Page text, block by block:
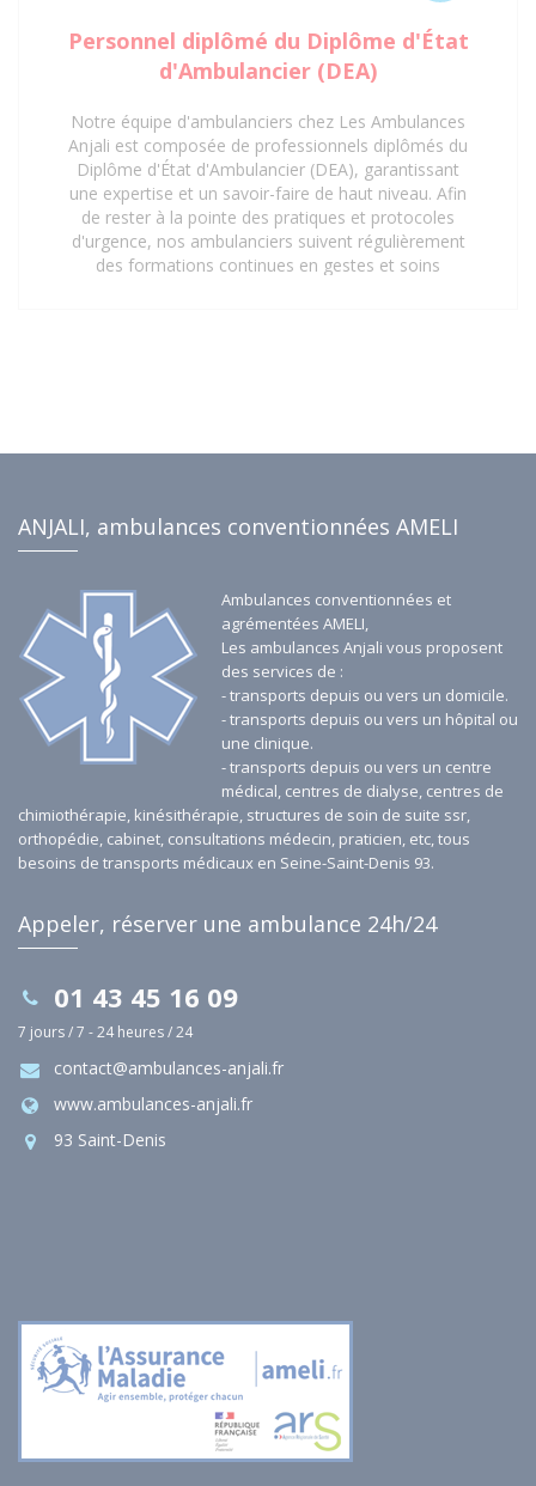
Personnel diplômé du Diplôme d'État
d'Ambulancier (DEA)
Notre équipe d'ambulanciers chez Les Ambulances
Anjali est composée de professionnels diplômés du
Diplôme d'État d'Ambulancier (DEA), garantissant
une expertise et un savoir-faire de haut niveau. Afin
de rester à la pointe des pratiques et protocoles
d'urgence, nos ambulanciers suivent régulièrement
des formations continues en gestes et soins
ANJALI, ambulances conventionnées AMELI
Ambulances conventionnées et
agrémentées AMELI,
Les ambulances Anjali vous proposent
des services de :
- transports depuis ou vers un domicile.
- transports depuis ou vers un hôpital ou
une clinique.
- transports depuis ou vers un centre
médical, centres de dialyse, centres de
chimiothérapie, kinésithérapie, structures de soin de suite ssr,
orthopédie, cabinet, consultations médecin, praticien, etc, tous
besoins de transports médicaux en Seine-Saint-Denis 93.
Appeler, réserver une ambulance 24h/24
01 43 45 16 09
7 jours / 7 - 24 heures / 24
contact@ambulances-anjali.fr
www.ambulances-anjali.fr
93 Saint-Denis